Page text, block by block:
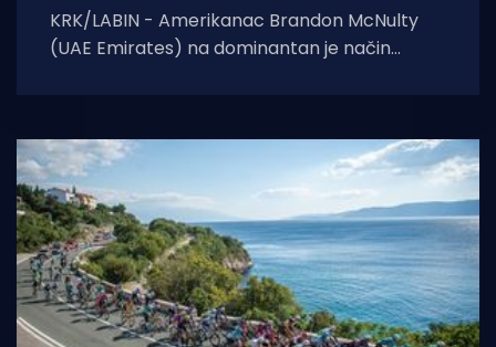
KRK/LABIN - Amerikanac Brandon McNulty
(UAE Emirates) na dominantan je način
biciklističke utrke CRO